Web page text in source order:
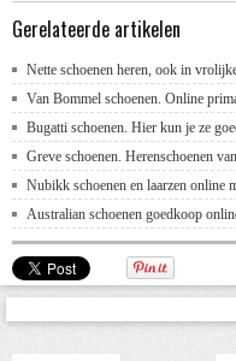
Gerelateerde artikelen
Nette schoenen heren, ook in
Van Bommel schoenen. Online
Bugatti schoenen. Hier kun je ze
Greve schoenen. Herenschoenen
Nubikk schoenen en laarzen online
Australian schoenen goedkoop